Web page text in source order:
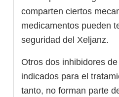
comparten ciertos
medicamentos pueden
seguridad del Xeljanz.
Otros dos inhibidores
indicados para el
tanto, no forman parte